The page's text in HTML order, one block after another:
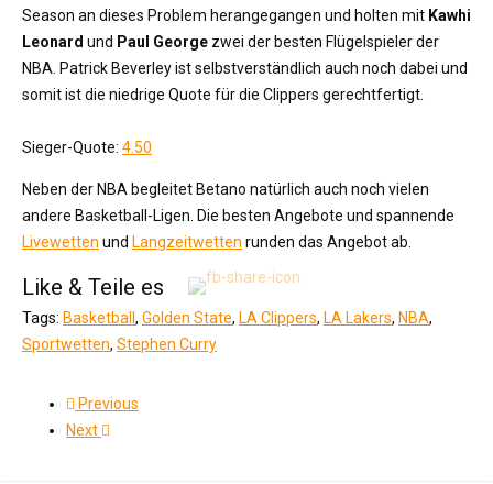
Season an dieses Problem herangegangen und holten mit Kawhi
Leonard und Paul George zwei der besten Flügelspieler der
NBA. Patrick Beverley ist selbstverständlich auch noch dabei und
somit ist die niedrige Quote für die Clippers gerechtfertigt.
Sieger-Quote: 4.50
Neben der NBA begleitet Betano natürlich auch noch vielen
andere Basketball-Ligen. Die besten Angebote und spannende
Livewetten und Langzeitwetten runden das Angebot ab.
Like & Teile es
Tags: Basketball , Golden State, LA Clippers, LA Lakers, NBA,
Sportwetten, Stephen Curry
Previous
Next